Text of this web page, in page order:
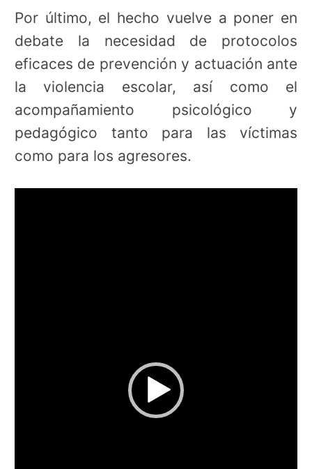
Por último, el hecho vuelve a poner en
debate la necesidad de protocolos
eficaces de prevención y actuación ante
la violencia escolar, así como el
acompañamiento psicológico y
pedagógico tanto para las víctimas
como para los agresores.